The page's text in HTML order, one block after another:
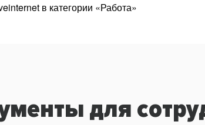
в категории «Работа»
для